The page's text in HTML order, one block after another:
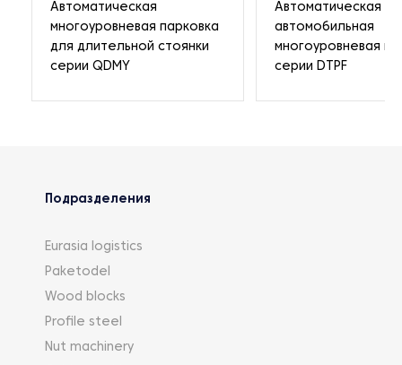
Автоматическая
многоуровневая парковка
для длительной стоянки
серии QDMY
Автоматическая
автомобильная
многоуровневая
серии DTPF
Подразделения
Eurasia logistics
Paketodel
Wood blocks
Profile steel
Nut machinery